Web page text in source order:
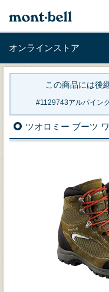
オンラインストア
この商品には後
1129743アルパイン
ツオロミー ブーツ